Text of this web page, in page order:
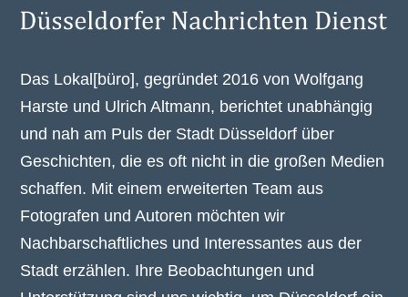
Das Lokal[büro], gegründet 2016 von Wolfgang
Harste und Ulrich Altmann, berichtet unabhängig
und nah am Puls der Stadt Düsseldorf über
Geschichten, die es oft nicht in die großen Medien
schaffen. Mit einem erweiterten Team aus
Fotografen und Autoren möchten wir
Nachbarschaftliches und Interessantes aus der
Stadt erzählen. Ihre Beobachtungen und